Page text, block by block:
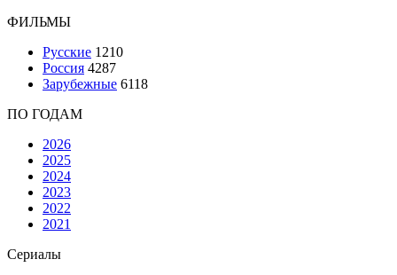
ФИЛЬМЫ
Русские 1210
Россия 4287
Зарубежные 6118
ПО ГОДАМ
2026
2025
2024
2023
2022
2021
Сериалы